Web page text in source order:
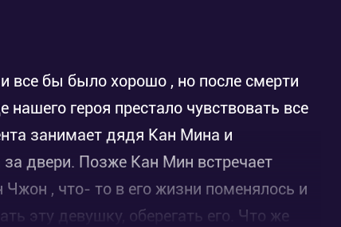
все бы было хорошо , но после смерти
героя престало чувствовать все
занимает дядя Кан Мина и
двери. Позже Кан Мин встречает
, что- то в его жизни поменялось и
эту девушку, оберегать его. Что же